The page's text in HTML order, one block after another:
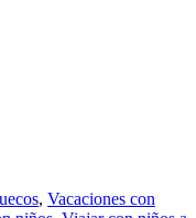
, Vacaciones con